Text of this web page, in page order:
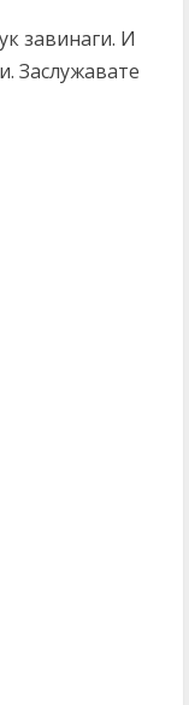
завинаги. И
Заслужавате